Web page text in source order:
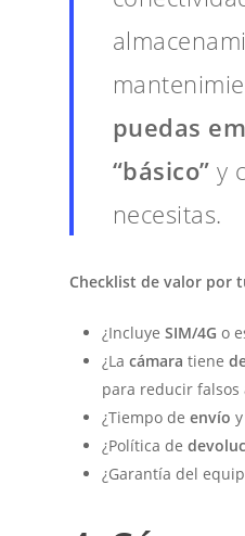
puedas
“básico” y
necesitas.
Checklist de valor por
¿IncluyeSIM/4G o
¿Lacámara tiene
para reducir falsos
¿Tiempo deenvío
¿Política de
¿Garantía del